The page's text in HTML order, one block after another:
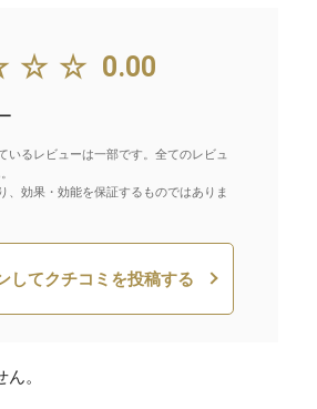
0.00
いるレビューは一部です。全てのレビュ
、効果・効能を保証するものではありま
してクチコミを投稿する
。